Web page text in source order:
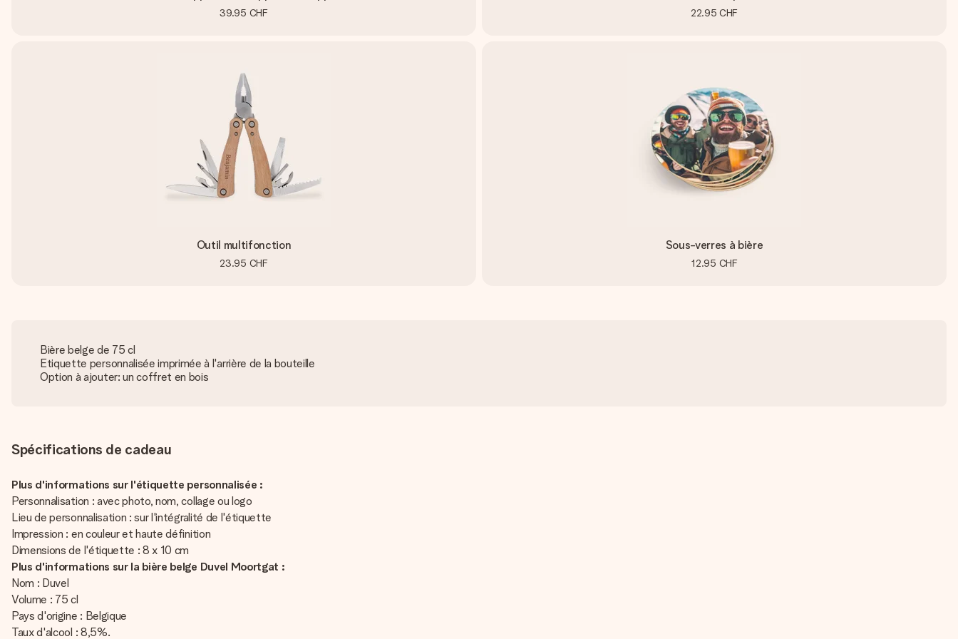
39.95 CHF 22.95 CHF
Outil multifonction
23.95 CHF
Sous-verres à bière
12.95 CHF
Bière belge de 75 cl
Etiquette personnalisée imprimée à l'arrière de la bouteille
Option à ajouter: un coffret en bois
Spécifications de cadeau
Plus d'informations sur l'étiquette personnalisée :
Personnalisation : avec photo, nom, collage ou logo
Lieu de personnalisation : sur l'intégralité de l'étiquette
Impression : en couleur et haute définition
Dimensions de l'étiquette : 8 x 10 cm
Plus d'informations sur la bière belge Duvel Moortgat :
Nom : Duvel
Volume : 75 cl
Pays d'origine : Belgique
Taux d'alcool : 8,5%.